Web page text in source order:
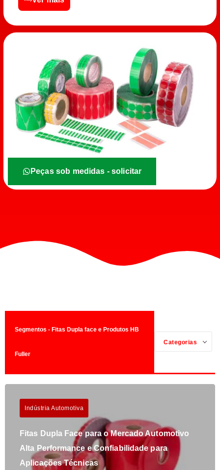
Peças sob medidas - solicitar
Segmentos - Fitas Dupla face e Produtos HB
Fuller
Categorias
Indústria Automotiva
Fitas Dupla Face para o Mercado Automotivo
Alta Performance e Confiabilidade para
Aplicações Técnicas